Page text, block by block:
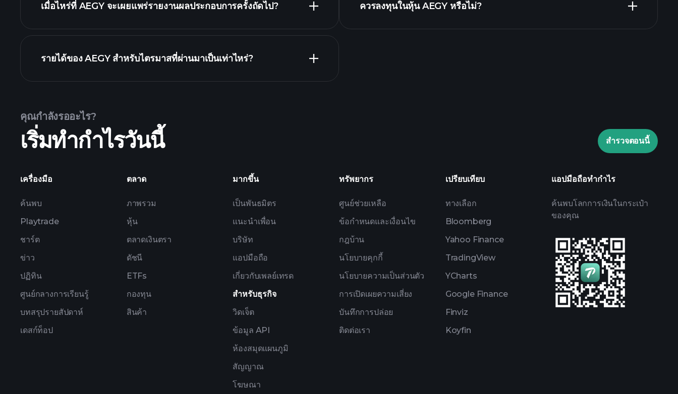
เมื่อไหร่ที่ AEGY จะเผยแพร่รายงานผลประกอบการครั้งถัดไป?
ปฏิทินผลประกอบการ
รายได้ของ AEGY สำหรับไตรมาสที่ผ่านมาเป็นเท่าไหร่?
ผลประกอบการของ AEGY
Playtrade Tournaments
ควรลงทุนในหุ้น AEGY หรือไม่?
ข้อมูลตลาด
คุณกำลังรออะไร?
เริ่มทำกำไรวันนี้ สำรวจตอนนี้
เครื่องมือ
ค้นพบ
Playtrade
ชาร์ต
ข่าว
ปฏิทิน
ศูนย์กลางการเรียนรู้
บทสรุปรายสัปดาห์
เดสก์ท็อป
ตลาด
ภาพรวม
หุ้น
ตลาดเงินตรา
ดัชนี
ETFs
กองทุน
สินค้า
มากขึ้น
เป็นพันธมิตร
แนะนำเพื่อน
บริษัท
แอปมือถือ
เกี่ยวกับเพลย์เทรด
สำหรับธุรกิจ
วิดเจ็ต
ข้อมูล API
ห้องสมุดแผนภูมิ
สัญญาณ
โฆษณา
ทรัพยากร
ศูนย์ช่วยเหลือ
ข้อกำหนดและเงื่อนไข
กฎบ้าน
นโยบายคุกกี้
นโยบายความเป็นส่วนตัว
การเปิดเผยความเสี่ยง
บันทึกการปล่อย
ติดต่อเรา
เปรียบเทียบ
ทางเลือก
Bloomberg
Yahoo Finance
TradingView
YCharts
Google Finance
Finviz
Koyfin
แอปมือถือทำกำไร
ค้นพบโลกการเงินในกระเป๋า
ของคุณ